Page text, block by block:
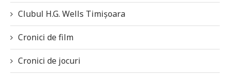
Clubul H.G. Wells Timișoara
Cronici de film
Cronici de jocuri